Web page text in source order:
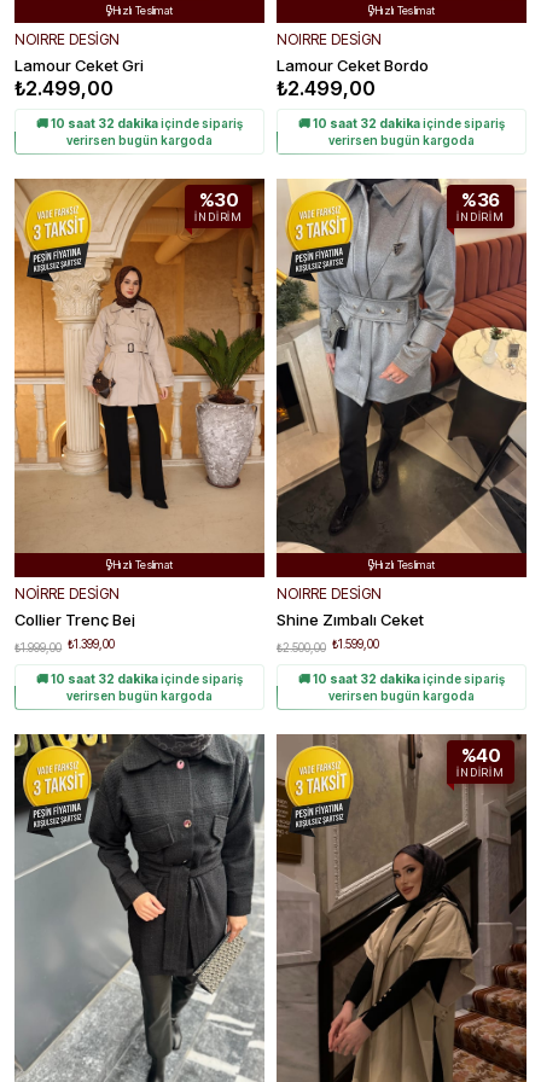
Hızlı Teslimat
Kolay Değişim
NOIRRE DESİGN
Lamour Ceket Gri
₺2.499,00
🚚10 saat 32 dakikaiçinde sipariş
verirsen bugün kargoda
Hızlı Teslimat
Kolay Değişim
NOIRRE DESİGN
Lamour Ceket Bordo
₺2.499,00
🚚 10 saat 32 dakikaiçinde sipariş
verirsen bugün kargoda
Hızlı Teslimat
 Kolay Değişim
%30
İNDIRIM
NOIRRE DESIGN
Collier Trenç Bej
₺1.399,00
₺1.999,00
🚚10 saat 32 dakikaiçinde sipariş
verirsen bugün kargoda
Ücretsiz Kargo
Hızlı Teslimat
 Kolay Değişim
%36
İNDIRIM
NOIRRE DESİGN
Shine Zımbalı Ceket
₺1.599,00
₺2.500,00
🚚10 saat 32 dakikaiçinde sipariş
verirsen bugün kargoda
%40
İNDIRIM